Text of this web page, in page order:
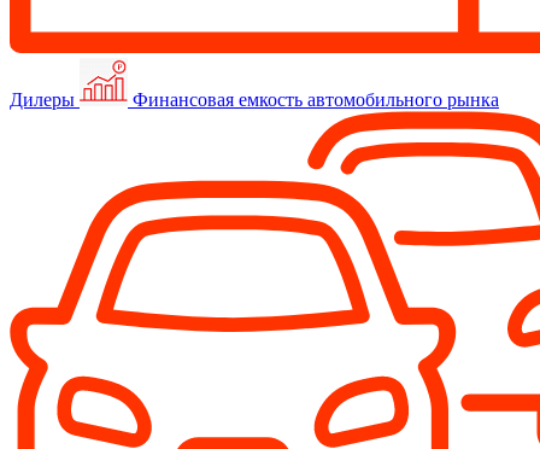
Дилеры Финансовая емкость автомобильного рынка